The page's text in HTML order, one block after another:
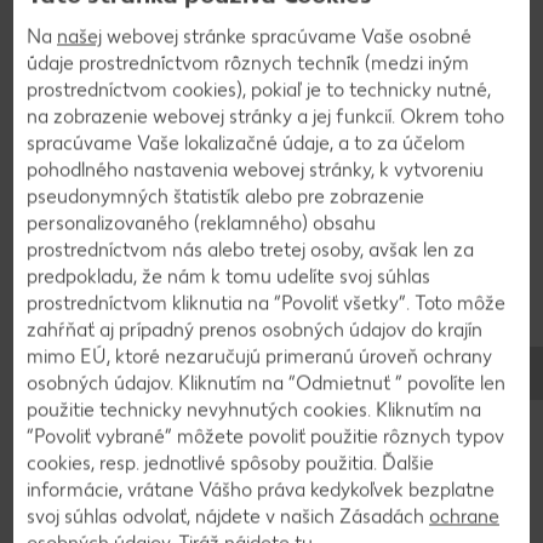
Všetko poriadne premixujeme. Do cesta
preosejeme múku s kakaom a nakoniec ešte
pridáme vanilku, sódu bikarbónu a ocot. Košíčky
naplníme cestom približne do 3/4 a pečieme v
rúre pri 175 °C približne 20 minút.
2
Kým mafiny chladnú vymiešame krém. V miske
zmiešame cukor, krémový syr a šľahačku.
Mixujeme, kým nemá krém tuhú konzistenciu
vhodnú na zdobenie. Potom pridáme vanilku.
3
Vychladnuté mafiny ozdobíme zdobiacim
Na našej webovej stránke spracúvame Vaše osobné
údaje prostredníctvom rôznych techník (medzi iným
prostredníctvom cookies), pokiaľ je to technicky nutné,
na zobrazenie webovej stránky a jej funkcií. Okrem toho
spracúvame Vaše lokalizačné údaje, a to za účelom
pohodlného nastavenia webovej stránky, k vytvoreniu
pseudonymných štatistík alebo pre zobrazenie
personalizovaného (reklamného) obsahu
prostredníctvom nás alebo tretej osoby, avšak len za
predpokladu, že nám k tomu udelíte svoj súhlas
prostredníctvom kliknutia na “Povoliť všetky”. Toto môže
zahŕňať aj prípadný prenos osobných údajov do krajín
mimo EÚ, ktoré nezaručujú primeranú úroveň ochrany
osobných údajov. Kliknutím na “Odmietnuť ” povolíte len
použitie technicky nevyhnutých cookies. Kliknutím na
“Povoliť vybrané” môžete povoliť použitie rôznych typov
cookies, resp. jednotlivé spôsoby použitia. Ďalšie
informácie, vrátane Vášho práva kedykoľvek bezplatne
svoj súhlas odvolať, nájdete v našich Zásadách ochrane